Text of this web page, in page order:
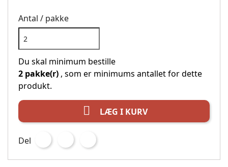
Antal / pakke
Du skal minimum bestille
2 pakke(r) , som er minimums antallet for dette
produkt.
 LÆG I KURV
Del